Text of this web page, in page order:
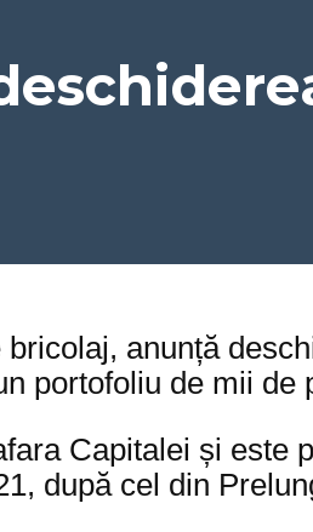
anunță
portofoliu de mii de
Capitalei și este
după cel din